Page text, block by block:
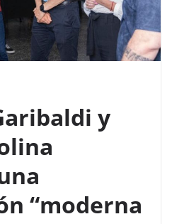
y
“moderna